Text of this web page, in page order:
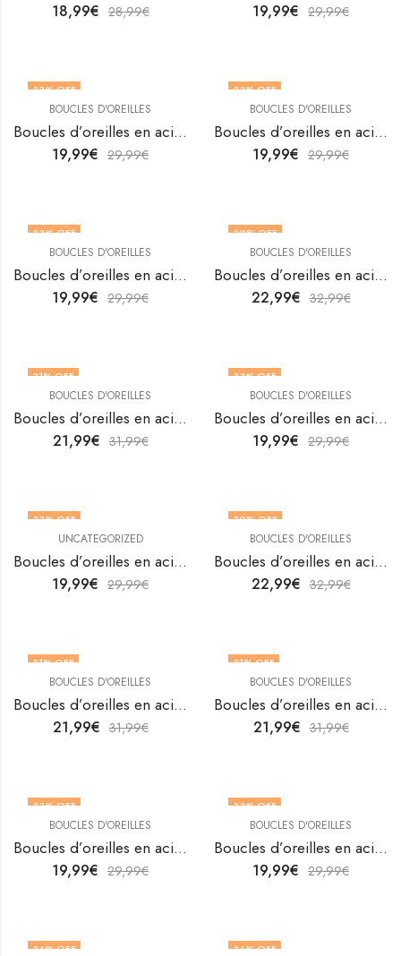
18,99€ 28,99€ 19,99€ 29,99€
33% OFF
BOUCLES D'OREILLES
Boucles d’oreilles en acier inoxydable plaqué or 18 carats de V&F Jewelers
19,99€ 29,99€
33% OFF
BOUCLES D'OREILLES
Boucles d’oreilles en acier inoxydable plaqué or 18K avec croissant de lune par V&F Jewellers
19,99€ 29,99€
33% OFF
BOUCLES D'OREILLES
Boucles d’oreilles en acier inoxydable plaqué or 18K avec feuille de ginkgo de V&F Jewellers
19,99€ 29,99€
30% OFF
BOUCLES D'OREILLES
Boucles d’oreilles en acier inoxydable plaqué or 18K avec feuille de ginkgo de V&F Jewellers
22,99€ 32,99€
31% OFF
BOUCLES D'OREILLES
Boucles d’oreilles en acier inoxydable plaqué or 18K avec plumes de V&F Jewelers
21,99€ 31,99€
33% OFF
BOUCLES D'OREILLES
Boucles d’oreilles en acier inoxydable plaqué or 18K de V&F Jewelers
19,99€ 29,99€
33% OFF
UNCATEGORIZED
Boucles d’oreilles en acier inoxydable plaqué or 18K de V&F Jewelers
19,99€ 29,99€
30% OFF
BOUCLES D'OREILLES
Boucles d’oreilles en acier inoxydable plaqué or 18K de V&F Jewelers
22,99€ 32,99€
31% OFF
BOUCLES D'OREILLES
Boucles d’oreilles en acier inoxydable plaqué or 18K de V&F Jewelers
21,99€ 31,99€
31% OFF
BOUCLES D'OREILLES
Boucles d’oreilles en acier inoxydable plaqué or 18K de V&F Jewelers
21,99€ 31,99€
33% OFF
BOUCLES D'OREILLES
Boucles d’oreilles en acier inoxydable plaqué or 18K de V&F Jewelers
19,99€ 29,99€
33% OFF
BOUCLES D'OREILLES
Boucles d’oreilles en acier inoxydable plaqué or 18K de V&F Jewelers
19,99€ 29,99€
34% OFF 34% OFF